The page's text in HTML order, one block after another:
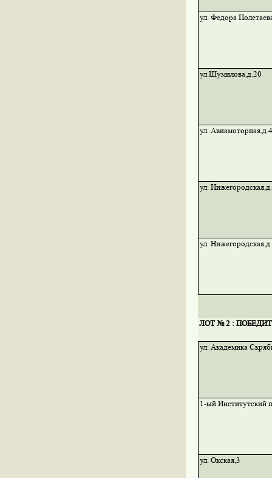
ул. Федора
ул.Шумилова,д.20
ул. Авиамоторная,д.4
ул.
ул.
ЛОТ № 2 :
ул. Академика
1-ый Институтский
ул. Окская,3